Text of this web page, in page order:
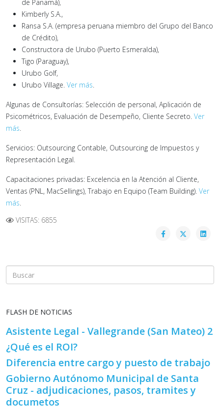
de Panamá),
Kimberly S.A.,
Ransa S.A. (empresa peruana miembro del Grupo del Banco
de Crédito),
Constructora de Urubo (Puerto Esmeralda),
Tigo (Paraguay),
Urubo Golf,
Urubo Village. Ver más.
Algunas de Consultorías: Selección de personal, Aplicación de
Psicométricos, Evaluación de Desempeño, Cliente Secreto. Ver
más.
Servicios: Outsourcing Contable, Outsourcing de Impuestos y
Representación Legal.
Capacitaciones privadas: Excelencia en la Atención al Cliente,
Ventas (PNL, MacSellings), Trabajo en Equipo (Team Building). Ver
más.
VISITAS: 6855
FLASH DE NOTICIAS
Asistente Legal - Vallegrande (San Mateo) 2
¿Qué es el ROI?
Diferencia entre cargo y puesto de trabajo
Gobierno Autónomo Municipal de Santa
Cruz - adjudicaciones, pasos, tramites y
documetos